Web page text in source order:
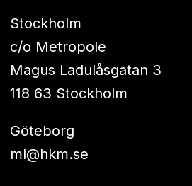
Stockholm
c/o Metropole
Magus Ladulåsgatan 3
118 63 Stockholm
Göteborg
ml@hkm.se